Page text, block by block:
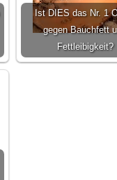
Ist DIES das Nr. 1
gegen Bauchfett
Fettleibigkeit?